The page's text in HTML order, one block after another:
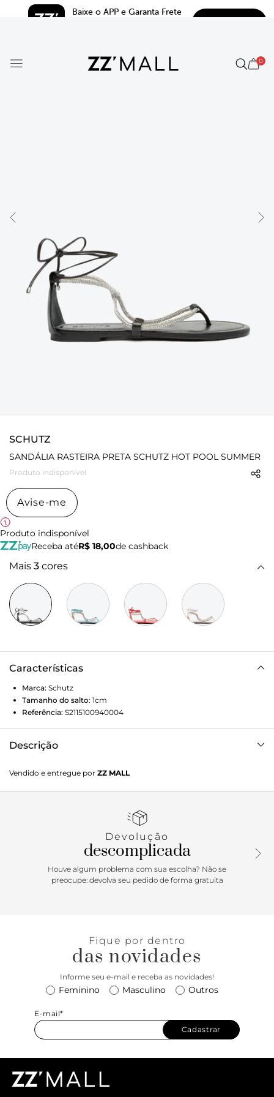
Baixe o APP e Garanta Frete
0
SCHUTZ
SANDÁLIA RASTEIRA PRETA SCHUTZ HOT POOL SUMMER
Produto indisponível
Avise-me
Produto indisponível
Receba atéR$ 18,00de cashback
Mais 3 cores
Características
Marca: Schutz
Tamanho do salto: 1cm
Referência: S2115100940004
Descrição
de couro e aplicação com brilhos, o que a transforma em
uma aposta que une a feminilidade à elegância.
Vendido e entregue por ZZ MALL
Devolução
descomplicada
Houve algum problema com sua escolha? Não se
preocupe: devolva seu pedido de forma gratuita
Fique por dentro
das novidades
Informe seu e-mail e receba as novidades!
Feminino Masculino Outros
E-mail*
Cadastrar